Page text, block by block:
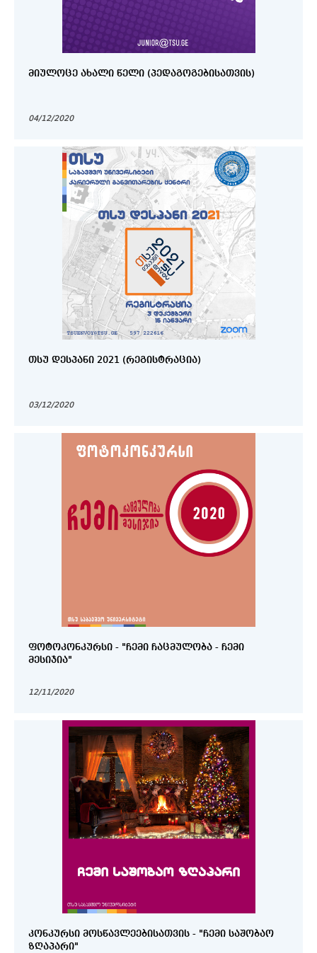
ᲛᲘᲣᲚᲝᲪᲔ ᲐᲮᲐᲚᲘ ᲬᲔᲚᲘ (ᲞᲔᲓᲐᲒᲝᲒᲔᲑᲘᲡᲐᲗᲕᲘᲡ)
04/12/2020
ᲗᲡᲣ ᲓᲔᲡᲞᲐᲜᲘ 2021 (ᲠᲔᲒᲘᲡᲢᲠᲐᲪᲘᲐ)
03/12/2020
ᲤᲝᲢᲝᲙᲝᲜᲙᲣᲠᲡᲘ - "ᲩᲔᲛᲘ ᲩᲐᲪᲛᲣᲚᲝᲑᲐ - ᲩᲔᲛᲘ
ᲛᲔᲡᲘᲯᲘᲐ"
12/11/2020
ᲙᲝᲜᲙᲣᲠᲡᲘ ᲛᲝᲡᲬᲐᲕᲚᲔᲔᲑᲘᲡᲐᲗᲕᲘᲡ - "ᲩᲔᲛᲘ ᲡᲐᲨᲝᲑᲐᲝ
ᲖᲦᲐᲞᲐᲠᲘ"